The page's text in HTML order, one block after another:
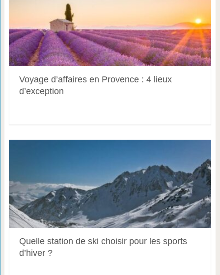
Voyage d’affaires en Provence : 4 lieux
d’exception
Quelle station de ski choisir pour les sports
d’hiver ?